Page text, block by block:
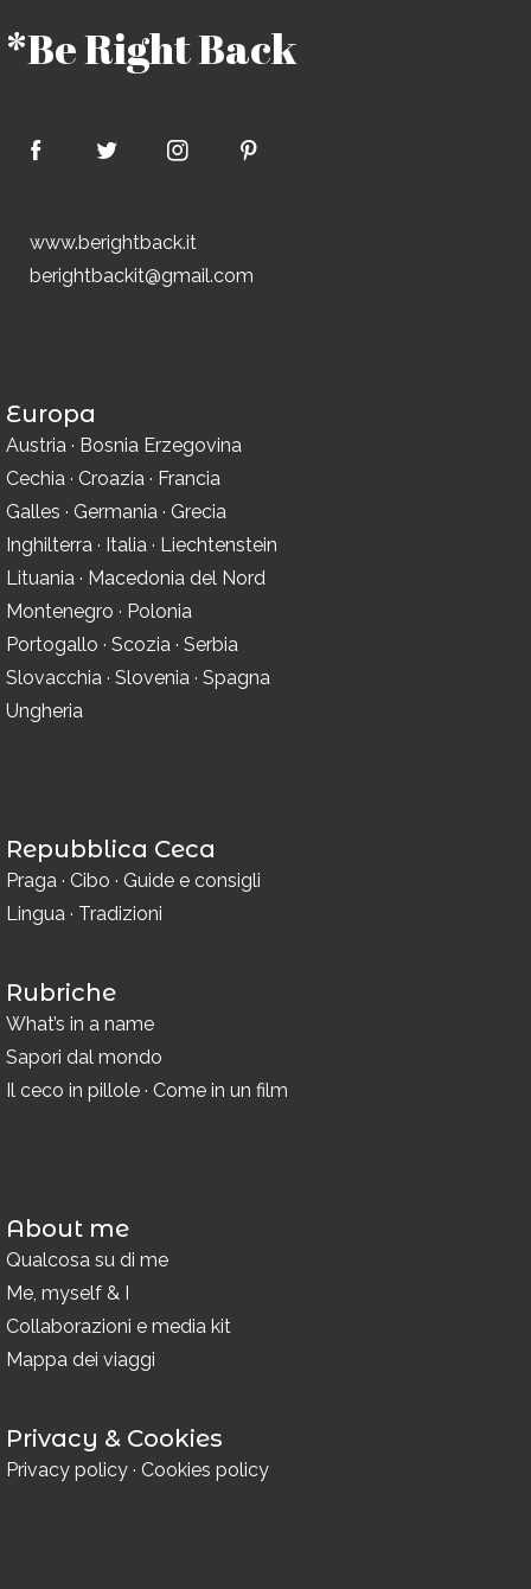
*Be Right Back
www.berightback.it
berightbackit@gmail.com
Europa
Austria · Bosnia Erzegovina
Cechia · Croazia · Francia
Galles · Germania · Grecia
Inghilterra · Italia · Liechtenstein
Lituania · Macedonia del Nord
Montenegro · Polonia
Portogallo · Scozia · Serbia
Slovacchia · Slovenia · Spagna
Ungheria
Repubblica Ceca
Praga · Cibo · Guide e consigli
Lingua · Tradizioni
Rubriche
What’s in a name
Sapori dal mondo
Il ceco in pillole · Come in un film
About me
Qualcosa su di me
Me, myself & I
Collaborazioni e media kit
Mappa dei viaggi
Privacy & Cookies
Privacy policy · Cookies policy